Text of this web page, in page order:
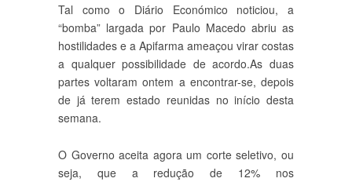
Tal como o Diário Económico noticiou, a
“bomba” largada por Paulo Macedo abriu as
hostilidades e a Apifarma ameaçou virar costas
a qualquer possibilidade de acordo.As duas
partes voltaram ontem a encontrar-se, depois
de já terem estado reunidas no início desta
semana.
O Governo aceita agora um corte seletivo, ou
seja, que a redução de 12% nos